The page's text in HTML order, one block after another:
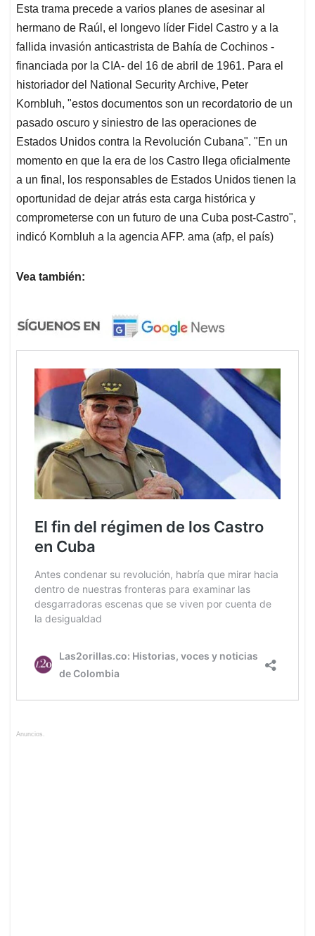
Esta trama precede a varios planes de asesinar al
hermano de Raúl, el longevo líder Fidel Castro y a la
fallida invasión anticastrista de Bahía de Cochinos -
financiada por la CIA- del 16 de abril de 1961. Para el
historiador del National Security Archive, Peter
Kornbluh, "estos documentos son un recordatorio de un
pasado oscuro y siniestro de las operaciones de
Estados Unidos contra la Revolución Cubana". "En un
momento en que la era de los Castro llega oficialmente
a un final, los responsables de Estados Unidos tienen la
oportunidad de dejar atrás esta carga histórica y
comprometerse con un futuro de una Cuba post-Castro",
indicó Kornbluh a la agencia AFP. ama (afp, el país)
Vea también:
Anuncios.